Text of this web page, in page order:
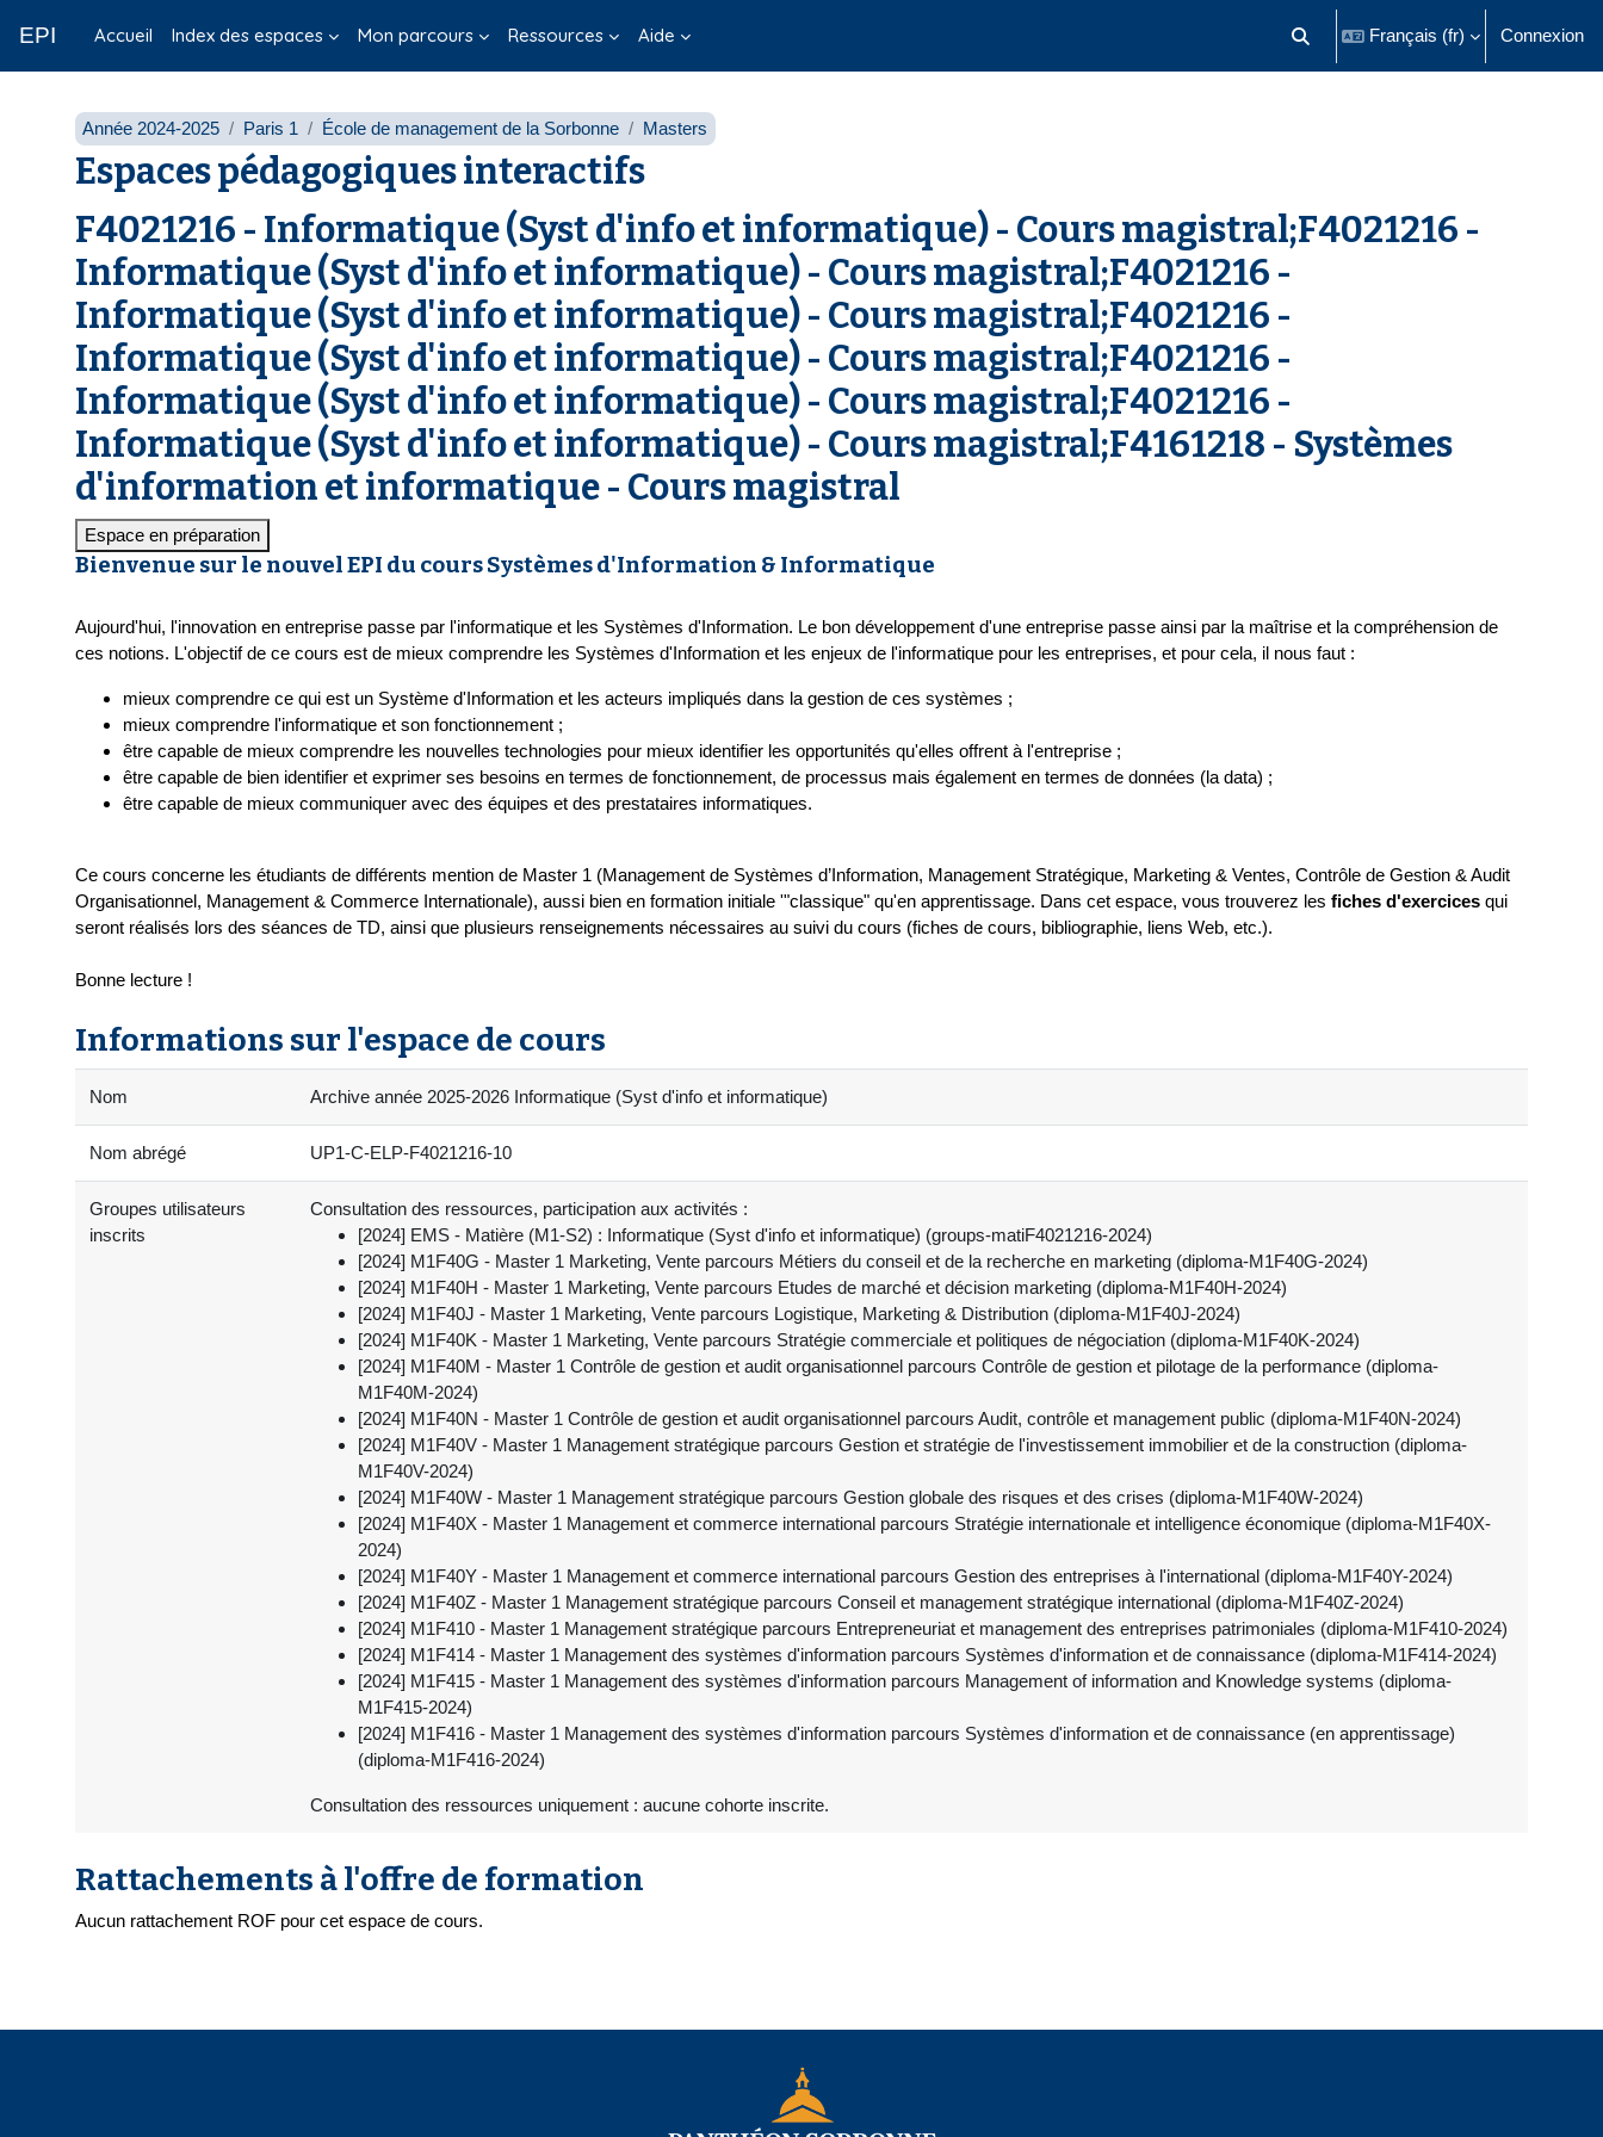
EPI Accueil Index des espaces Mon parcours Ressources Aide Activer/désactiver la saisie de
Français ‎(fr)‎ Connexion
Année 2024-2025 Paris 1 École de management de la Sorbonne Masters
Espaces pédagogiques interactifs
F4021216 - Informatique (Syst d'info et informatique) - Cours magistral;F4021216 -
Informatique (Syst d'info et informatique) - Cours magistral;F4021216 -
Informatique (Syst d'info et informatique) - Cours magistral;F4021216 -
Informatique (Syst d'info et informatique) - Cours magistral;F4021216 -
Informatique (Syst d'info et informatique) - Cours magistral;F4021216 -
Informatique (Syst d'info et informatique) - Cours magistral;F4161218 - Systèmes
d'information et informatique - Cours magistral
Espace en préparation
Bienvenue sur le nouvel EPI du cours Systèmes d'Information & Informatique
Aujourd'hui, l'innovation en entreprise passe par l'informatique et les Systèmes d'Information. Le bon développement d'une entreprise passe ainsi par la maîtrise et la compréhension de
ces notions. L'objectif de ce cours est de mieux comprendre les Systèmes d'Information et les enjeux de l'informatique pour les entreprises, et pour cela, il nous faut :
mieux comprendre ce qui est un Système d'Information et les acteurs impliqués dans la gestion de ces systèmes ;
mieux comprendre l'informatique et son fonctionnement ;
être capable de mieux comprendre les nouvelles technologies pour mieux identifier les opportunités qu'elles offrent à l'entreprise ;
être capable de bien identifier et exprimer ses besoins en termes de fonctionnement, de processus mais également en termes de données (la data) ;
être capable de mieux communiquer avec des équipes et des prestataires informatiques.
Ce cours concerne les étudiants de différents mention de Master 1 (Management de Systèmes d’Information, Management Stratégique, Marketing & Ventes, Contrôle de Gestion & Audit
Organisationnel, Management & Commerce Internationale), aussi bien en formation initiale '"classique" qu'en apprentissage. Dans cet espace, vous trouverez les fiches d'exercices qui
seront réalisés lors des séances de TD, ainsi que plusieurs renseignements nécessaires au suivi du cours (fiches de cours, bibliographie, liens Web, etc.).
Bonne lecture !
Informations sur l'espace de cours
Nom Archive année 2025-2026 Informatique (Syst d'info et informatique)
Nom abrégé UP1-C-ELP-F4021216-10
Groupes utilisateurs
inscrits
Consultation des ressources, participation aux activités :
[2024] EMS - Matière (M1-S2) : Informatique (Syst d'info et informatique) (groups-matiF4021216-2024)
[2024] M1F40G - Master 1 Marketing, Vente parcours Métiers du conseil et de la recherche en marketing (diploma-M1F40G-2024)
[2024] M1F40H - Master 1 Marketing, Vente parcours Etudes de marché et décision marketing (diploma-M1F40H-2024)
[2024] M1F40J - Master 1 Marketing, Vente parcours Logistique, Marketing & Distribution (diploma-M1F40J-2024)
[2024] M1F40K - Master 1 Marketing, Vente parcours Stratégie commerciale et politiques de négociation (diploma-M1F40K-2024)
[2024] M1F40M - Master 1 Contrôle de gestion et audit organisationnel parcours Contrôle de gestion et pilotage de la performance (diploma-
M1F40M-2024)
[2024] M1F40N - Master 1 Contrôle de gestion et audit organisationnel parcours Audit, contrôle et management public (diploma-M1F40N-2024)
[2024] M1F40V - Master 1 Management stratégique parcours Gestion et stratégie de l'investissement immobilier et de la construction (diploma-
M1F40V-2024)
[2024] M1F40W - Master 1 Management stratégique parcours Gestion globale des risques et des crises (diploma-M1F40W-2024)
[2024] M1F40X - Master 1 Management et commerce international parcours Stratégie internationale et intelligence économique (diploma-M1F40X-
2024)
[2024] M1F40Y - Master 1 Management et commerce international parcours Gestion des entreprises à l'international (diploma-M1F40Y-2024)
[2024] M1F40Z - Master 1 Management stratégique parcours Conseil et management stratégique international (diploma-M1F40Z-2024)
[2024] M1F410 - Master 1 Management stratégique parcours Entrepreneuriat et management des entreprises patrimoniales (diploma-M1F410-2024)
[2024] M1F414 - Master 1 Management des systèmes d'information parcours Systèmes d'information et de connaissance (diploma-M1F414-2024)
[2024] M1F415 - Master 1 Management des systèmes d'information parcours Management of information and Knowledge systems (diploma-
M1F415-2024)
[2024] M1F416 - Master 1 Management des systèmes d'information parcours Systèmes d'information et de connaissance (en apprentissage)
(diploma-M1F416-2024)
Consultation des ressources uniquement : aucune cohorte inscrite.
Rattachements à l'offre de formation
Aucun rattachement ROF pour cet espace de cours.